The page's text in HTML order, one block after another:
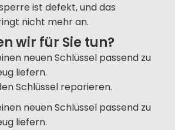
ist defekt, und das
nicht mehr an.
wir für Sie tun?
neuen Schlüssel passend zu
liefern.
Schlüssel reparieren.
neuen Schlüssel passend zu
liefern.